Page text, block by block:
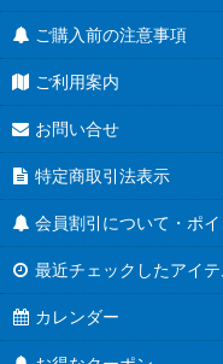
ご購入前の注意事項
ご利用案内
お問い合せ
特定商取引法表示
会員割引について・ポ
最近チェックしたアイテ
カレンダー